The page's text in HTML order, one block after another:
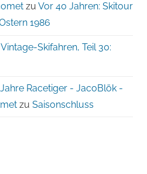
zu Vor 40 Jahren: Skitour
1986
Vintage-Skifahren, Teil 30:
Racetiger - JacoBlök -
zu Saisonschluss